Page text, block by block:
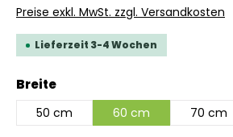
Preise exkl. MwSt. zzgl. Versandkosten
Lieferzeit 3-4 Wochen
Breiteauswählen
50 cm 60 cm 70 cm